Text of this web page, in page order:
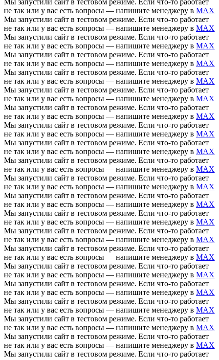
Мы запустили сайт в тестовом режиме. Если что-то работает
не так или у вас есть вопросы — напишите менеджеру в MAX
Мы запустили сайт в тестовом режиме. Если что-то работает
не так или у вас есть вопросы — напишите менеджеру в MAX
Мы запустили сайт в тестовом режиме. Если что-то работает
не так или у вас есть вопросы — напишите менеджеру в MAX
Мы запустили сайт в тестовом режиме. Если что-то работает
не так или у вас есть вопросы — напишите менеджеру в MAX
Мы запустили сайт в тестовом режиме. Если что-то работает
не так или у вас есть вопросы — напишите менеджеру в MAX
Мы запустили сайт в тестовом режиме. Если что-то работает
не так или у вас есть вопросы — напишите менеджеру в MAX
Мы запустили сайт в тестовом режиме. Если что-то работает
не так или у вас есть вопросы — напишите менеджеру в MAX
Мы запустили сайт в тестовом режиме. Если что-то работает
не так или у вас есть вопросы — напишите менеджеру в MAX
Мы запустили сайт в тестовом режиме. Если что-то работает
не так или у вас есть вопросы — напишите менеджеру в MAX
Мы запустили сайт в тестовом режиме. Если что-то работает
не так или у вас есть вопросы — напишите менеджеру в MAX
Мы запустили сайт в тестовом режиме. Если что-то работает
не так или у вас есть вопросы — напишите менеджеру в MAX
Мы запустили сайт в тестовом режиме. Если что-то работает
не так или у вас есть вопросы — напишите менеджеру в MAX
Мы запустили сайт в тестовом режиме. Если что-то работает
не так или у вас есть вопросы — напишите менеджеру в MAX
Мы запустили сайт в тестовом режиме. Если что-то работает
не так или у вас есть вопросы — напишите менеджеру в MAX
Мы запустили сайт в тестовом режиме. Если что-то работает
не так или у вас есть вопросы — напишите менеджеру в MAX
Мы запустили сайт в тестовом режиме. Если что-то работает
не так или у вас есть вопросы — напишите менеджеру в MAX
Мы запустили сайт в тестовом режиме. Если что-то работает
не так или у вас есть вопросы — напишите менеджеру в MAX
Мы запустили сайт в тестовом режиме. Если что-то работает
не так или у вас есть вопросы — напишите менеджеру в MAX
Мы запустили сайт в тестовом режиме. Если что-то работает
не так или у вас есть вопросы — напишите менеджеру в MAX
Мы запустили сайт в тестовом режиме. Если что-то работает
не так или у вас есть вопросы — напишите менеджеру в MAX
Мы запустили сайт в тестовом режиме. Если что-то работает